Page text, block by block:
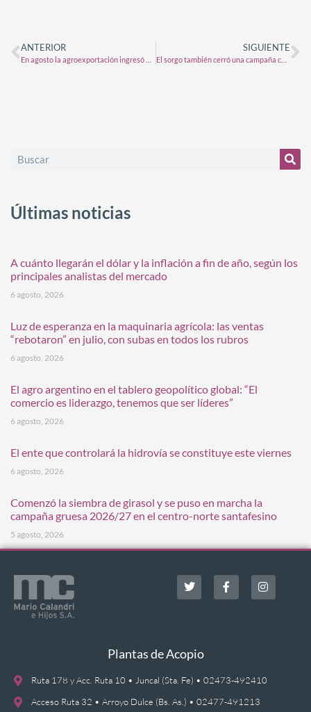
ANTERIOR SIGUIENTE
El sorgo también cerró una campaña complicada por la sequía
Últimas noticias
A cuánto llegarán el dólar y la inflación a fin de año, según los
principales analistas del mercado
6 agosto, 2026
Luz de esperanza en la maquinaria agrícola: las ventas
“rebotaron” en julio, con subas en todos los rubros
6 agosto, 2026
El agro argentino en el tablero geopolítico global: “El
comercio es liderazgo, tenemos que ser líderes”
6 agosto, 2026
El ente que controlará la hidrovía se constituye este viernes
6 agosto, 2026
Comenzó la siembra de girasol y se puso en marcha la
campaña gruesa 2026/27 en el centro-norte santafesino
5 agosto, 2026
Plantas de Acopio
Ruta 178 y Acc. Ruta 10 • Juncal (Sta. Fe) • 02473-492410
Acceso Ruta 32 • Arroyo Dulce (Bs. As.) • 02477-491213